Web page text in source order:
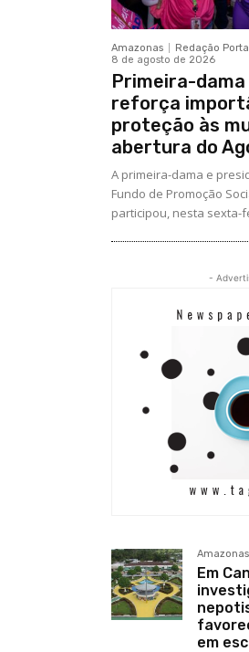
Amazonas Redação
8 de agosto de 2026
Primeira-dama
reforça
proteção às
abertura do
A primeira-dama e
Fundo de Promoção
participou, nesta sexta-
-
Amazonas
Em
em